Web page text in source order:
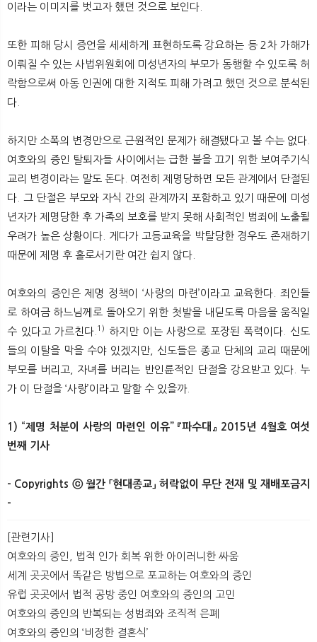
이라는 이미지를 벗고자 했던 것으로 보인다.
또한 피해 당시 증언을 세세하게 표현하도록 강요하는 등 2차 가해가
이뤄질 수 있는 사법위원회에 미성년자의 부모가 동행할 수 있도록 허
락함으로써 아동 인권에 대한 지적도 피해 가려고 했던 것으로 분석된
다.
하지만 소폭의 변경만으로 근원적인 문제가 해결됐다고 볼 수는 없다.
여호와의 증인 탈퇴자들 사이에서는 급한 불을 끄기 위한 보여주기식
교리 변경이라는 말도 돈다. 여전히 제명당하면 모든 관계에서 단절된
다. 그 단절은 부모와 자식 간의 관계까지 포함하고 있기 때문에 미성
년자가 제명당한 후 가족의 보호를 받지 못해 사회적인 범죄에 노출될
우려가 높은 상황이다. 게다가 고등교육을 박탈당한 경우도 존재하기
때문에 제명 후 홀로서기란 여간 쉽지 않다.
여호와의 증인은 제명 정책이 ‘사랑의 마련’이라고 교육한다. 죄인들
로 하여금 하느님께로 돌아오기 위한 첫발을 내딛도록 마음을 움직일
수 있다고 가르친다. 1)
하지만 이는 사랑으로 포장된 폭력이다. 신도
들의 이탈을 막을 수야 있겠지만, 신도들은 종교 단체의 교리 때문에
부모를 버리고, 자녀를 버리는 반인륜적인 단절을 강요받고 있다. 누
가 이 단절을 ‘사랑’이라고 말할 수 있을까.
1) “제명 처분이 사랑의 마련인 이유” 『파수대』 2015년 4월호 여섯
번째 기사
- Copyrights ⓒ 월간 「현대종교」 허락없이 무단 전재 및 재배포금지
-
[관련기사]
여호와의 증인, 법적 인가 회복 위한 아이러니한 싸움
세계 곳곳에서 똑같은 방법으로 포교하는 여호와의 증인
유럽 곳곳에서 법적 공방 중인 여호와의 증인의 고민
여호와의 증인의 반복되는 성범죄와 조직적 은폐
여호와의 증인의 ‘비정한 결혼식’